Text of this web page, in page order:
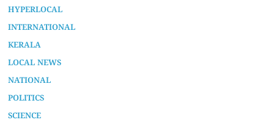
HYPERLOCAL
INTERNATIONAL
KERALA
LOCAL NEWS
NATIONAL
POLITICS
SCIENCE